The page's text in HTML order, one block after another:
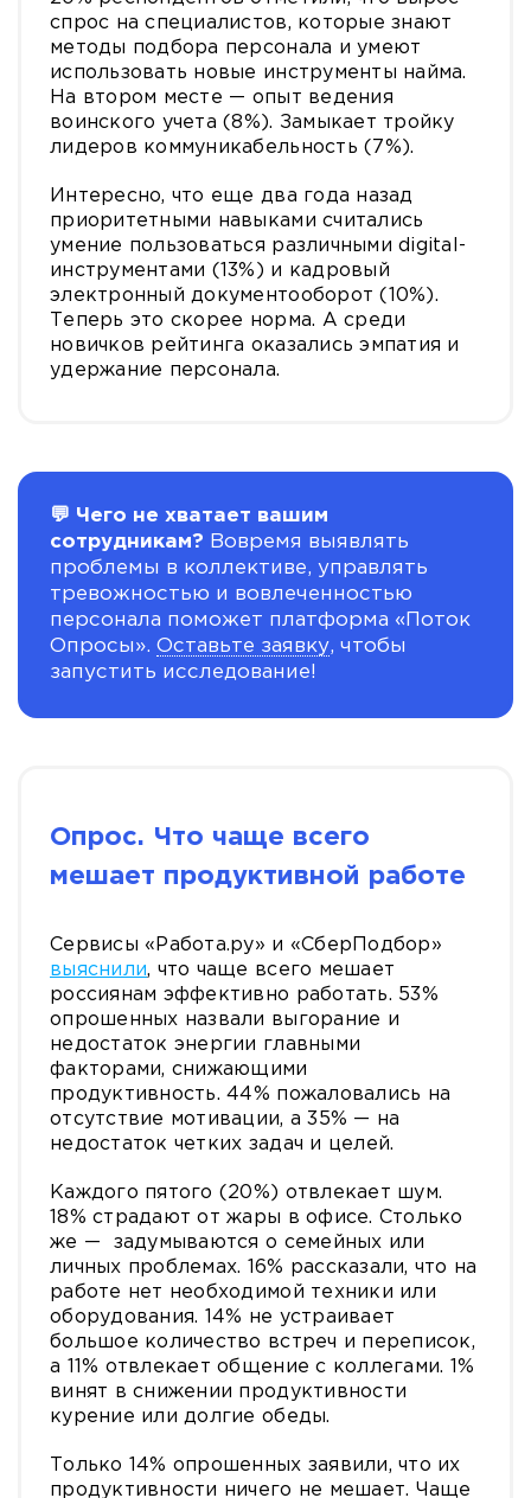
спрос на специалистов, которые знают
методы подбора персонала и умеют
использовать новые инструменты найма.
На втором месте — опыт ведения
воинского учета (8%). Замыкает тройку
лидеров коммуникабельность (7%).
Интересно, что еще два года назад
приоритетными навыками считались
умение пользоваться различными digital-
инструментами (13%) и кадровый
электронный документооборот (10%).
Теперь это скорее норма. А среди
новичков рейтинга оказались эмпатия и
удержание персонала.
💬 Чего не хватает вашим
сотрудникам? Вовремя выявлять
проблемы в коллективе, управлять
тревожностью и вовлеченностью
персонала поможет платформа «Поток
Опросы». Оставьте заявку, чтобы
запустить исследование!
Опрос. Что чаще всего
мешает продуктивной работе
Сервисы «Работа.ру» и «СберПодбор»
выяснили, что чаще всего мешает
россиянам эффективно работать. 53%
опрошенных назвали выгорание и
недостаток энергии главными
факторами, снижающими
продуктивность. 44% пожаловались на
отсутствие мотивации, а 35% — на
недостаток четких задач и целей.
Каждого пятого (20%) отвлекает шум.
18% страдают от жары в офисе. Столько
же — задумываются о семейных или
личных проблемах. 16% рассказали, что на
работе нет необходимой техники или
оборудования. 14% не устраивает
большое количество встреч и переписок,
а 11% отвлекает общение с коллегами. 1%
винят в снижении продуктивности
курение или долгие обеды.
Только 14% опрошенных заявили, что их
продуктивности ничего не мешает. Чаще